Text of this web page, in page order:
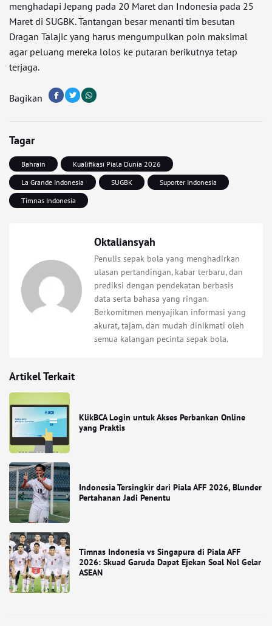
menghadapi Jepang pada 20 Maret dan Indonesia pada 25
Maret di SUGBK. Tantangan besar menanti tim besutan
Dragan Talajic yang harus mengumpulkan poin maksimal
agar peluang mereka lolos ke putaran berikutnya tetap
terjaga.
Bagikan
Tagar
Bahrain
Kualifikasi Piala Dunia 2026
La Grande Indonesia
SUGBK
Suporter Indonesia
Timnas Indonesia
Oktaliansyah
Penulis sepak bola yang menghadirkan
ulasan pertandingan, kabar terbaru, dan
prediksi dengan pendekatan berbasis
data serta bahasa yang ringan.
Berkomitmen menyajikan informasi yang
akurat, tajam, dan mudah dinikmati oleh
semua kalangan pecinta sepak bola.
Artikel Terkait
KlikBCA Login untuk Akses Perbankan Online
yang Praktis
Indonesia Tersingkir dari Piala AFF 2026, Blunder
Pertahanan Jadi Penentu
Timnas Indonesia vs Singapura di Piala AFF
2026: Skuad Garuda Dapat Ejekan Soal Nol Gelar
ASEAN